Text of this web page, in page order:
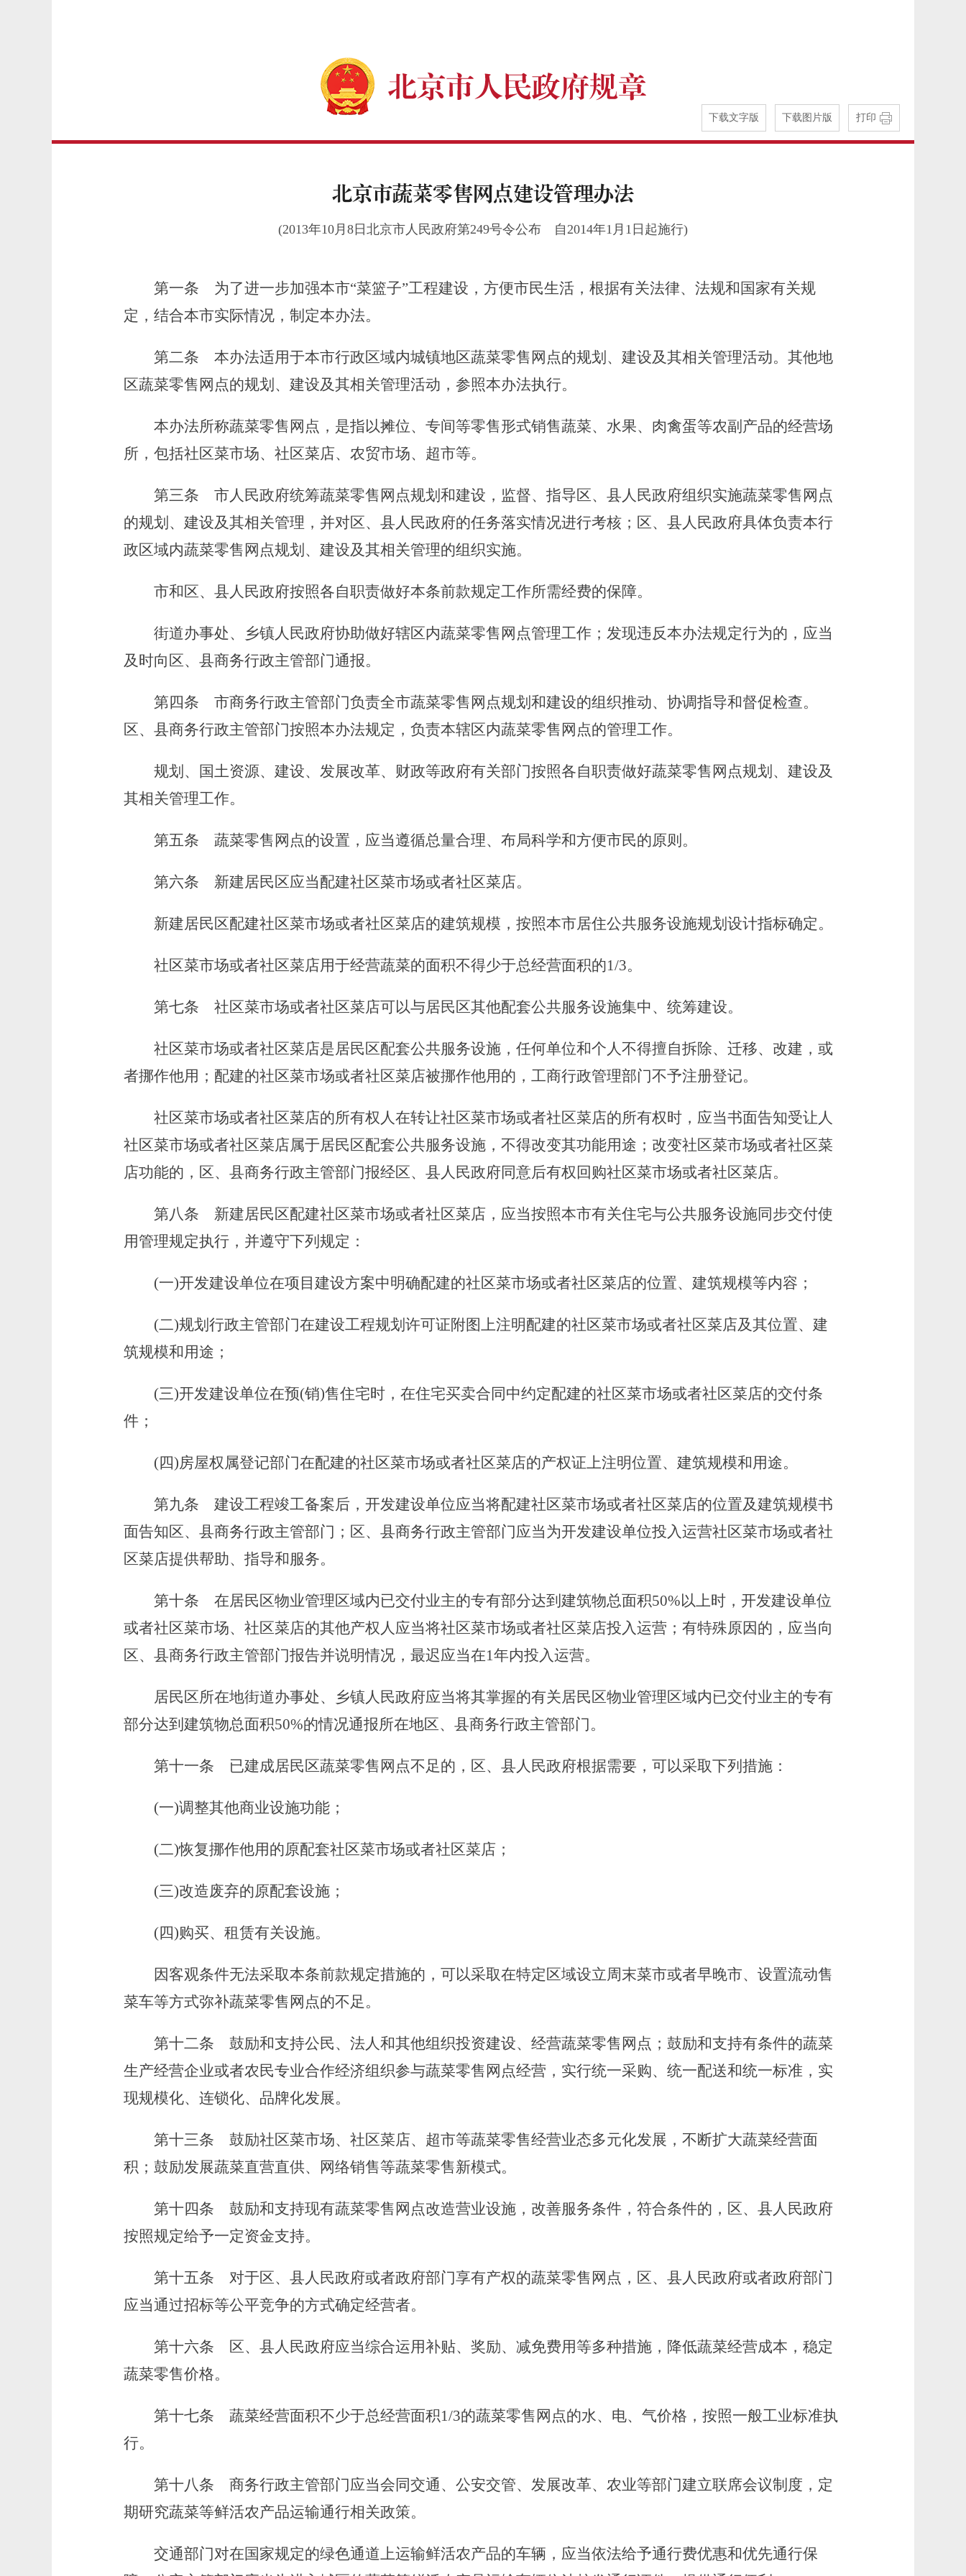
打印
下载文字版 下载图片版
北京市蔬菜零售网点建设管理办法
(2013年10月8日北京市人民政府第249号令公布 自2014年1月1日起施行)
第一条 为了进一步加强本市“菜篮子”工程建设，方便市民生活，根据有关法律、法规和国家有关规
定，结合本市实际情况，制定本办法。
第二条 本办法适用于本市行政区域内城镇地区蔬菜零售网点的规划、建设及其相关管理活动。其他地
区蔬菜零售网点的规划、建设及其相关管理活动，参照本办法执行。
本办法所称蔬菜零售网点，是指以摊位、专间等零售形式销售蔬菜、水果、肉禽蛋等农副产品的经营场
所，包括社区菜市场、社区菜店、农贸市场、超市等。
第三条 市人民政府统筹蔬菜零售网点规划和建设，监督、指导区、县人民政府组织实施蔬菜零售网点
的规划、建设及其相关管理，并对区、县人民政府的任务落实情况进行考核；区、县人民政府具体负责本行
政区域内蔬菜零售网点规划、建设及其相关管理的组织实施。
市和区、县人民政府按照各自职责做好本条前款规定工作所需经费的保障。
街道办事处、乡镇人民政府协助做好辖区内蔬菜零售网点管理工作；发现违反本办法规定行为的，应当
及时向区、县商务行政主管部门通报。
第四条 市商务行政主管部门负责全市蔬菜零售网点规划和建设的组织推动、协调指导和督促检查。
区、县商务行政主管部门按照本办法规定，负责本辖区内蔬菜零售网点的管理工作。
规划、国土资源、建设、发展改革、财政等政府有关部门按照各自职责做好蔬菜零售网点规划、建设及
其相关管理工作。
第五条 蔬菜零售网点的设置，应当遵循总量合理、布局科学和方便市民的原则。
第六条 新建居民区应当配建社区菜市场或者社区菜店。
新建居民区配建社区菜市场或者社区菜店的建筑规模，按照本市居住公共服务设施规划设计指标确定。
社区菜市场或者社区菜店用于经营蔬菜的面积不得少于总经营面积的1/3。
第七条 社区菜市场或者社区菜店可以与居民区其他配套公共服务设施集中、统筹建设。
社区菜市场或者社区菜店是居民区配套公共服务设施，任何单位和个人不得擅自拆除、迁移、改建，或
者挪作他用；配建的社区菜市场或者社区菜店被挪作他用的，工商行政管理部门不予注册登记。
社区菜市场或者社区菜店的所有权人在转让社区菜市场或者社区菜店的所有权时，应当书面告知受让人
社区菜市场或者社区菜店属于居民区配套公共服务设施，不得改变其功能用途；改变社区菜市场或者社区菜
店功能的，区、县商务行政主管部门报经区、县人民政府同意后有权回购社区菜市场或者社区菜店。
第八条 新建居民区配建社区菜市场或者社区菜店，应当按照本市有关住宅与公共服务设施同步交付使
用管理规定执行，并遵守下列规定：
(一)开发建设单位在项目建设方案中明确配建的社区菜市场或者社区菜店的位置、建筑规模等内容；
(二)规划行政主管部门在建设工程规划许可证附图上注明配建的社区菜市场或者社区菜店及其位置、建
筑规模和用途；
(三)开发建设单位在预(销)售住宅时，在住宅买卖合同中约定配建的社区菜市场或者社区菜店的交付条
件；
(四)房屋权属登记部门在配建的社区菜市场或者社区菜店的产权证上注明位置、建筑规模和用途。
第九条 建设工程竣工备案后，开发建设单位应当将配建社区菜市场或者社区菜店的位置及建筑规模书
面告知区、县商务行政主管部门；区、县商务行政主管部门应当为开发建设单位投入运营社区菜市场或者社
区菜店提供帮助、指导和服务。
第十条 在居民区物业管理区域内已交付业主的专有部分达到建筑物总面积50%以上时，开发建设单位
或者社区菜市场、社区菜店的其他产权人应当将社区菜市场或者社区菜店投入运营；有特殊原因的，应当向
区、县商务行政主管部门报告并说明情况，最迟应当在1年内投入运营。
居民区所在地街道办事处、乡镇人民政府应当将其掌握的有关居民区物业管理区域内已交付业主的专有
部分达到建筑物总面积50%的情况通报所在地区、县商务行政主管部门。
第十一条 已建成居民区蔬菜零售网点不足的，区、县人民政府根据需要，可以采取下列措施：
(一)调整其他商业设施功能；
(二)恢复挪作他用的原配套社区菜市场或者社区菜店；
(三)改造废弃的原配套设施；
(四)购买、租赁有关设施。
因客观条件无法采取本条前款规定措施的，可以采取在特定区域设立周末菜市或者早晚市、设置流动售
菜车等方式弥补蔬菜零售网点的不足。
第十二条 鼓励和支持公民、法人和其他组织投资建设、经营蔬菜零售网点；鼓励和支持有条件的蔬菜
生产经营企业或者农民专业合作经济组织参与蔬菜零售网点经营，实行统一采购、统一配送和统一标准，实
现规模化、连锁化、品牌化发展。
第十三条 鼓励社区菜市场、社区菜店、超市等蔬菜零售经营业态多元化发展，不断扩大蔬菜经营面
积；鼓励发展蔬菜直营直供、网络销售等蔬菜零售新模式。
第十四条 鼓励和支持现有蔬菜零售网点改造营业设施，改善服务条件，符合条件的，区、县人民政府
按照规定给予一定资金支持。
第十五条 对于区、县人民政府或者政府部门享有产权的蔬菜零售网点，区、县人民政府或者政府部门
应当通过招标等公平竞争的方式确定经营者。
第十六条 区、县人民政府应当综合运用补贴、奖励、减免费用等多种措施，降低蔬菜经营成本，稳定
蔬菜零售价格。
第十七条 蔬菜经营面积不少于总经营面积1/3的蔬菜零售网点的水、电、气价格，按照一般工业标准执
行。
第十八条 商务行政主管部门应当会同交通、公安交管、发展改革、农业等部门建立联席会议制度，定
期研究蔬菜等鲜活农产品运输通行相关政策。
交通部门对在国家规定的绿色通道上运输鲜活农产品的车辆，应当依法给予通行费优惠和优先通行保